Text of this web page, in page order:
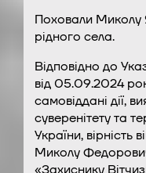
Поховали Миколу
рідного села.
Відповідно до
від 05.09.2024
самовіддані дії,
суверенітету та
України, вірність
Миколу